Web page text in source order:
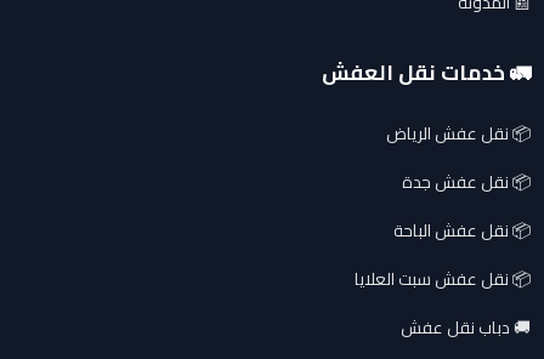
🚛 خدمات نقل العفش
📦 نقل عفش الرياض
📦 نقل عفش جدة
📦 نقل عفش الباحة
📦 نقل عفش سبت العلايا
🚚 دباب نقل عفش